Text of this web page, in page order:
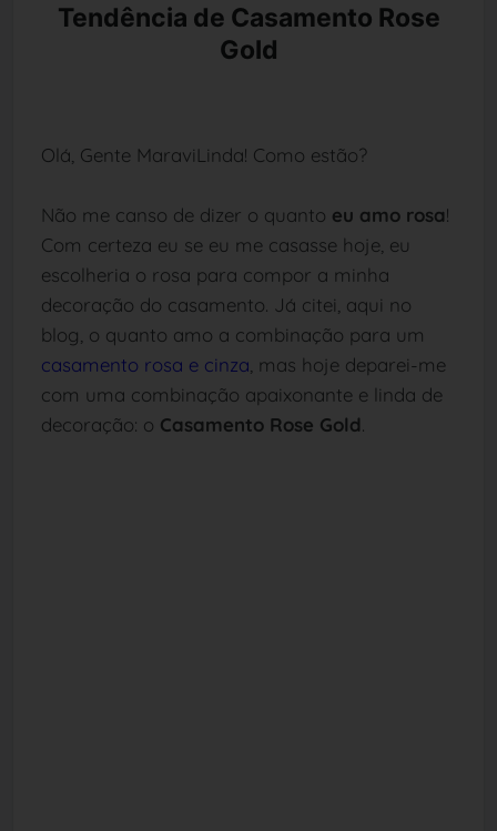
Tendência de Casamento Rose
Gold
Olá, Gente MaraviLinda! Como estão?
Não me canso de dizer o quanto eu amo rosa!
Com certeza eu se eu me casasse hoje, eu
escolheria o rosa para compor a minha
decoração do casamento. Já citei, aqui no
blog, o quanto amo a combinação para um
casamento rosa e cinza , mas hoje deparei-me
com uma combinação apaixonante e linda de
decoração: o Casamento Rose Gold